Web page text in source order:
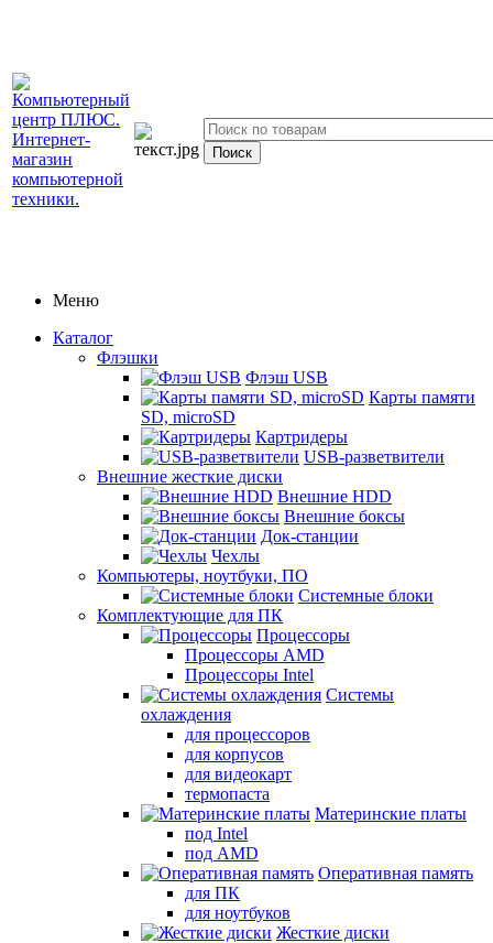
Меню
Каталог
Флэшки
Флэш USB
Карты памяти
SD, microSD
Картридеры
USB-разветвители
Внешние жесткие диски
Внешние HDD
Внешние боксы
Док-станции
Чехлы
Компьютеры, ноутбуки, ПО
Системные блоки
Комплектующие для ПК
Процессоры
Процессоры AMD
Процессоры Intel
Системы
охлаждения
для процессоров
для корпусов
для видеокарт
термопаста
Материнские платы
под Intel
под AMD
Оперативная память
для ПК
для ноутбуков
Жесткие диски